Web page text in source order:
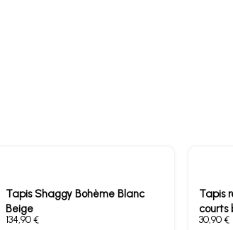
Tapis Shaggy Bohème Blanc
Beige
€
Tapis
courts
€